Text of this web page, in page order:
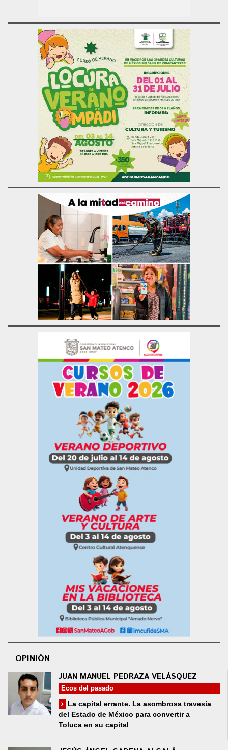
OPINIÓN
JUAN MANUEL PEDRAZA VELÁSQUEZ
Ecos del pasado
La capital errante. La asombrosa travesía
del Estado de México para convertir a
Toluca en su capital